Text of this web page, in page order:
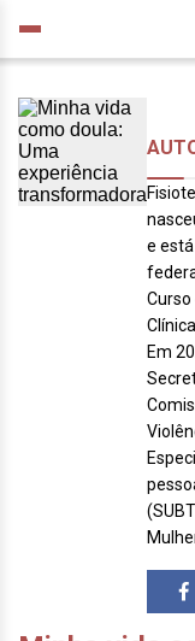
e
Curso
Em